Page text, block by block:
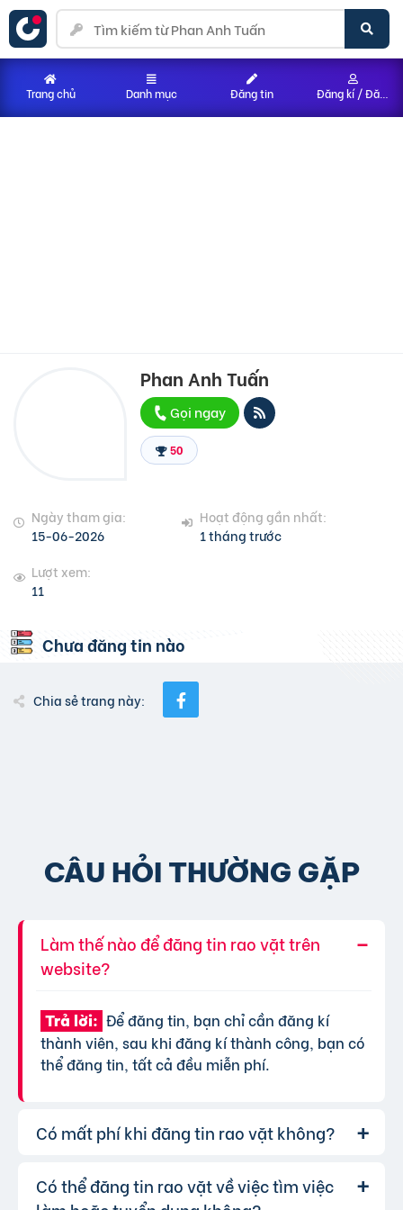
50
Phan Anh Tuấn
Gọi ngay
Ngày tham gia:
15-06-2026
Hoạt động gần nhất:
1 tháng trước
Lượt xem:
11
Chưa đăng tin nào
Chia sẻ trang này:
CÂU HỎI THƯỜNG GẶP
Làm thế nào để đăng tin rao vặt trên
website?
Trả lời: Để đăng tin, bạn chỉ cần đăng kí
thành viên, sau khi đăng kí thành công, bạn có
thể đăng tin, tất cả đều miễn phí.
Có mất phí khi đăng tin rao vặt không?
Trả lời: Chúng tôi cung cấp gói đăng tin miễn
Có thể đăng tin rao vặt về việc tìm việc
Trang chủ Danh mục Đăng tin